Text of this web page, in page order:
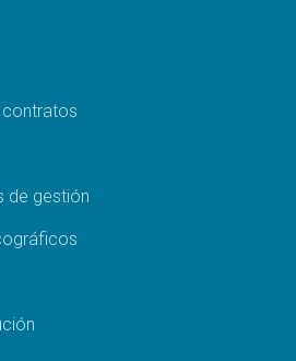
contratos
de gestión